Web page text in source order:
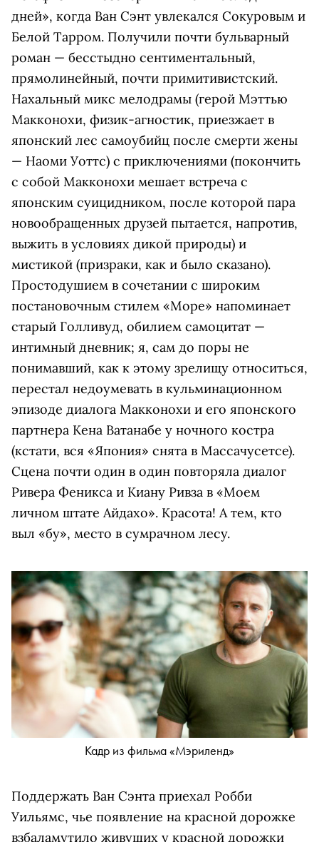
дней», когда Ван Сэнт увлекался Сокуровым и
Белой Тарром. Получили почти бульварный
роман — бесстыдно сентиментальный,
прямолинейный, почти примитивистский.
Нахальный микс мелодрамы (герой Мэттью
Макконохи, физик-агностик, приезжает в
японский лес самоубийц после смерти жены
— Наоми Уоттс) с приключениями (покончить
с собой Макконохи мешает встреча с
японским суицидником, после которой пара
новообращенных друзей пытается, напротив,
выжить в условиях дикой природы) и
мистикой (призраки, как и было сказано).
Простодушием в сочетании с широким
постановочным стилем «Море» напоминает
старый Голливуд, обилием самоцитат —
интимный дневник; я, сам до поры не
понимавший, как к этому зрелищу относиться,
перестал недоумевать в кульминационном
эпизоде диалога Макконохи и его японского
партнера Кена Ватанабе у ночного костра
(кстати, вся «Япония» снята в Массачусетсе).
Сцена почти один в один повторяла диалог
Ривера Феникса и Киану Ривза в «Моем
личном штате Айдахо». Красота! А тем, кто
выл «бу», место в сумрачном лесу.
Кадр из фильма «Мэриленд»
Поддержать Ван Сэнта приехал Робби
Уильямс, чье появление на красной дорожке
взбаламутило живущих у красной дорожки